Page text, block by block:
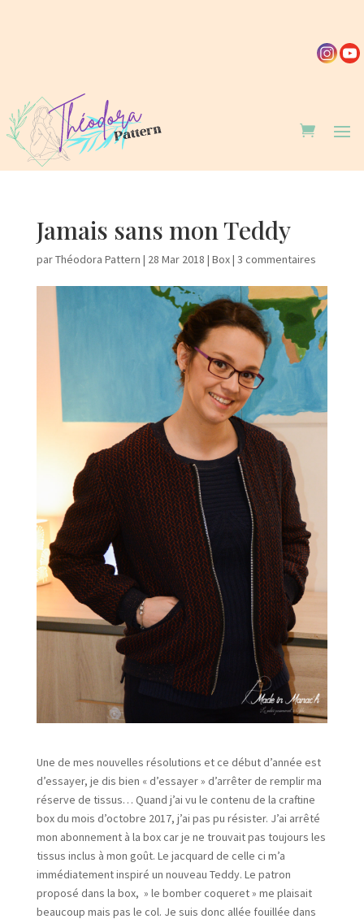
Jamais sans mon Teddy
parThéodora Pattern | 28 Mar 2018 | Box| 3 commentaires
Une de mes nouvelles résolutions et ce début d’année est
d’essayer, je dis bien « d’essayer » d’arrêter de remplir ma
réserve de tissus… Quand j’ai vu le contenu de la craftine
box du mois d’octobre 2017, j’ai pas pu résister. J’ai arrêté
mon abonnement à la box car je ne trouvait pas toujours les
tissus inclus à mon goût. Le jacquard de celle ci m’a
immédiatement inspiré un nouveau Teddy. Le patron
proposé dans la box, » le bomber coqueret » me plaisait
beaucoup mais pas le col. Je suis donc allée fouillée dans